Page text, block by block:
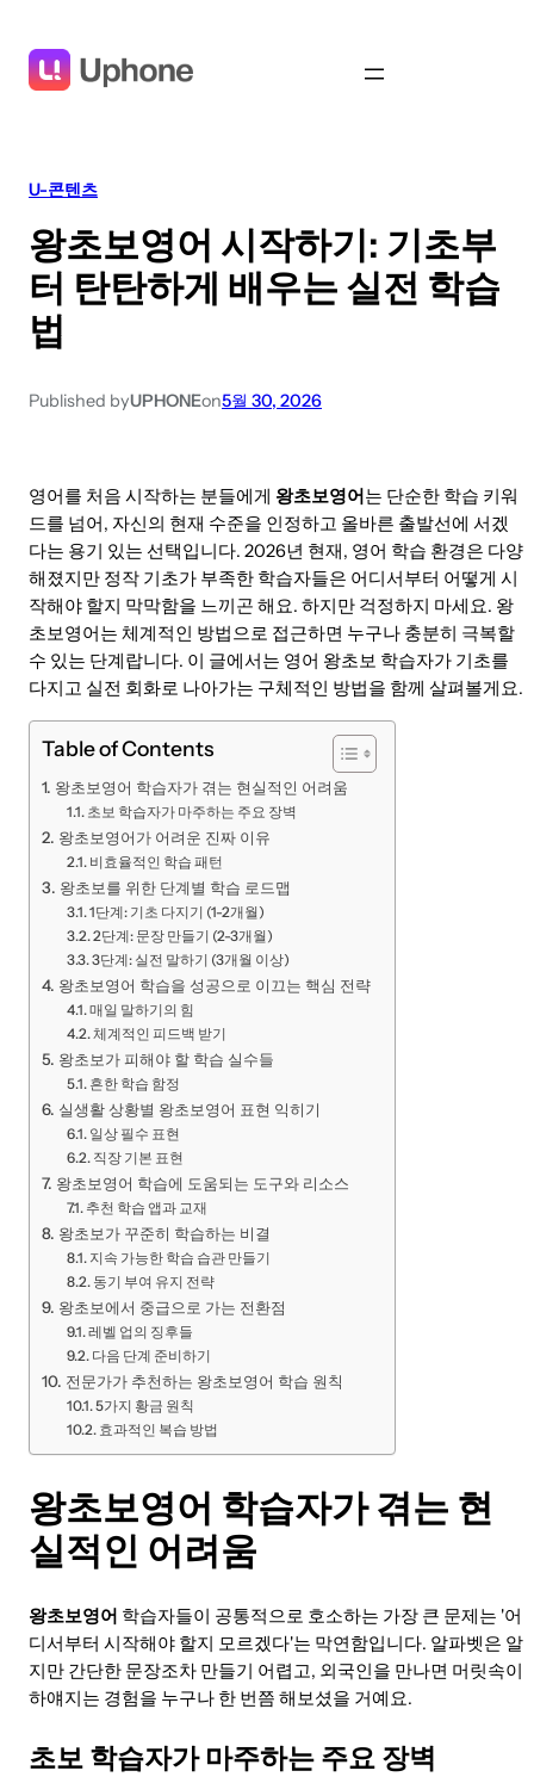
U-콘텐츠
왕초보영어 시작하기: 기초부
터 탄탄하게 배우는 실전 학습
법
Published byUPHONEon5월 30, 2026
영어를 처음 시작하는 분들에게 왕초보영어 는 단순한 학습 키워
드를 넘어, 자신의 현재 수준을 인정하고 올바른 출발선에 서겠
다는 용기 있는 선택입니다. 2026년 현재, 영어 학습 환경은 다양
해졌지만 정작 기초가 부족한 학습자들은 어디서부터 어떻게 시
작해야 할지 막막함을 느끼곤 해요. 하지만 걱정하지 마세요. 왕
초보영어는 체계적인 방법으로 접근하면 누구나 충분히 극복할
수 있는 단계랍니다. 이 글에서는 영어 왕초보 학습자가 기초를
다지고 실전 회화로 나아가는 구체적인 방법을 함께 살펴볼게요.
Table of Contents
왕초보영어 학습자가 겪는 현실적인 어려움
초보 학습자가 마주하는 주요 장벽
왕초보영어가 어려운 진짜 이유
비효율적인 학습 패턴
왕초보를 위한 단계별 학습 로드맵
1단계: 기초 다지기 (1-2개월)
2단계: 문장 만들기 (2-3개월)
3단계: 실전 말하기 (3개월 이상)
왕초보영어 학습을 성공으로 이끄는 핵심 전략
매일 말하기의 힘
체계적인 피드백 받기
왕초보가 피해야 할 학습 실수들
흔한 학습 함정
실생활 상황별 왕초보영어 표현 익히기
일상 필수 표현
직장 기본 표현
왕초보영어 학습에 도움되는 도구와 리소스
추천 학습 앱과 교재
왕초보가 꾸준히 학습하는 비결
지속 가능한 학습 습관 만들기
동기 부여 유지 전략
왕초보에서 중급으로 가는 전환점
레벨 업의 징후들
다음 단계 준비하기
전문가가 추천하는 왕초보영어 학습 원칙
5가지 황금 원칙
효과적인 복습 방법
왕초보영어 학습자가 겪는 현
실적인 어려움
왕초보영어 학습자들이 공통적으로 호소하는 가장 큰 문제는 '어
디서부터 시작해야 할지 모르겠다'는 막연함입니다. 알파벳은 알
지만 간단한 문장조차 만들기 어렵고, 외국인을 만나면 머릿속이
하얘지는 경험을 누구나 한 번쯤 해보셨을 거예요.
초보 학습자가 마주하는 주요 장벽